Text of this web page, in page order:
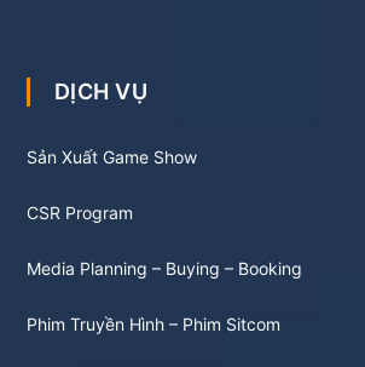
DỊCH VỤ
Sản Xuất Game Show
CSR Program
Media Planning – Buying – Booking
Phim Truyền Hình – Phim Sitcom